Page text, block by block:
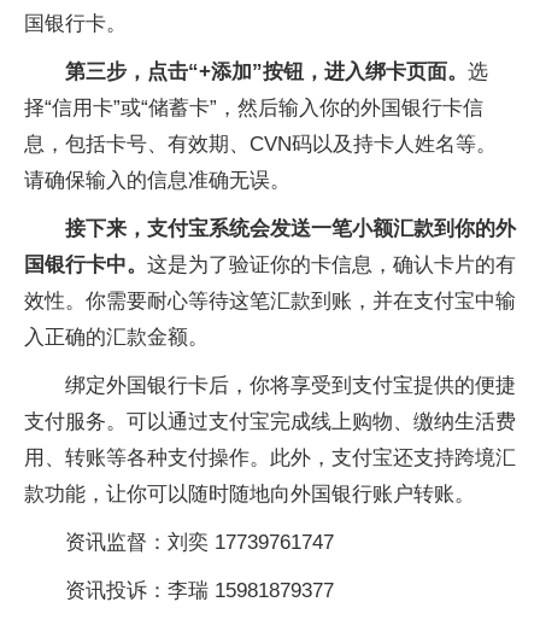
国银行卡。
第三步，点击“+添加”按钮，进入绑卡页面。 选
择“信用卡”或“储蓄卡”，然后输入你的外国银行卡信
息，包括卡号、有效期、CVN码以及持卡人姓名等。
请确保输入的信息准确无误。
接下来，支付宝系统会发送一笔小额汇款到你的外
国银行卡中。 这是为了验证你的卡信息，确认卡片的有
效性。你需要耐心等待这笔汇款到账，并在支付宝中输
入正确的汇款金额。
绑定外国银行卡后，你将享受到支付宝提供的便捷
支付服务。可以通过支付宝完成线上购物、缴纳生活费
用、转账等各种支付操作。此外，支付宝还支持跨境汇
款功能，让你可以随时随地向外国银行账户转账。
资讯监督：刘奕 17739761747
资讯投诉：李瑞 15981879377